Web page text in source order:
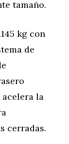
tamaño.
kg con
de
la
cerradas.